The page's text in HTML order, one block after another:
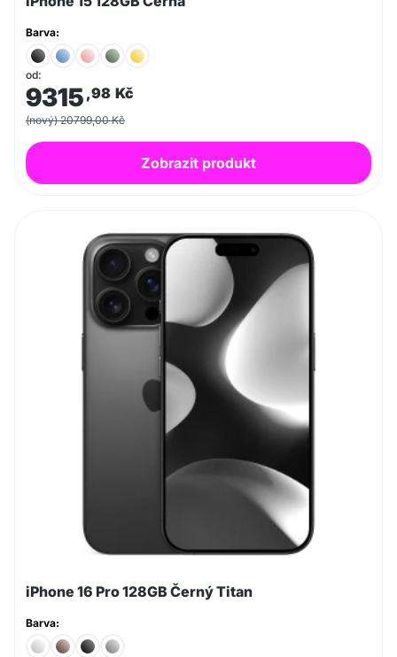
Barva:
od:
9315 ,98 Kč
(nový) 20799,00 Kč
Zobrazit produkt
iPhone 16 Pro 128GB Černý Titan
Barva: